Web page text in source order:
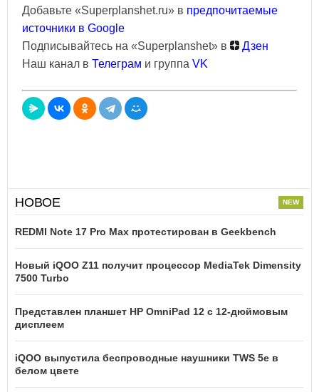
Добавьте «Superplanshet.ru» в предпочитаемые
источники в Google
Подписывайтесь на «Superplanshet» в
Дзен
Наш канал в Телеграм и группа VK
НОВОЕ
REDMI Note 17 Pro Max протестирован в Geekbench
Новый iQOO Z11 получит процессор MediaTek Dimensity
7500 Turbo
Представлен планшет HP OmniPad 12 с 12-дюймовым
дисплеем
iQOO выпустила беспроводные наушники TWS 5e в
белом цвете